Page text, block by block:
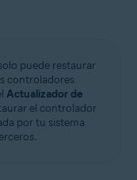
puede restaurar
controladores
Actualizador de
el controlador
por tu sistema